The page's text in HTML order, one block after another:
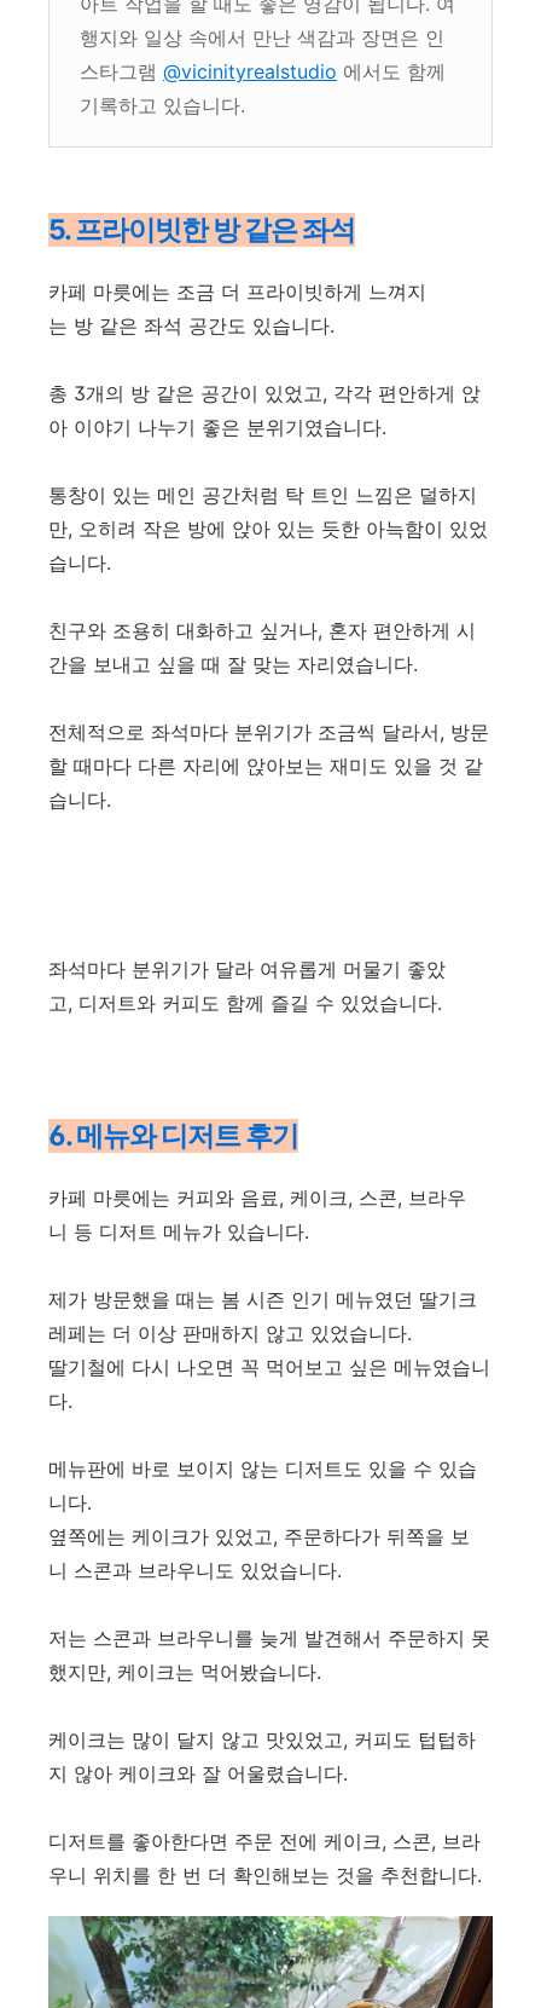
행지와 일상 속에서 만난 색감과 장면은 인
스타그램 @vicinityrealstudio 에서도 함께
기록하고 있습니다.
5. 프라이빗한 방 같은 좌석
카페 마릇에는 조금 더 프라이빗하게 느껴지
는 방 같은 좌석 공간도 있습니다.
총 3개의 방 같은 공간이 있었고, 각각 편안하게 앉
아 이야기 나누기 좋은 분위기였습니다.
통창이 있는 메인 공간처럼 탁 트인 느낌은 덜하지
만, 오히려 작은 방에 앉아 있는 듯한 아늑함이 있었
습니다.
친구와 조용히 대화하고 싶거나, 혼자 편안하게 시
간을 보내고 싶을 때 잘 맞는 자리였습니다.
전체적으로 좌석마다 분위기가 조금씩 달라서, 방문
할 때마다 다른 자리에 앉아보는 재미도 있을 것 같
습니다.
좌석마다 분위기가 달라 여유롭게 머물기 좋았
고, 디저트와 커피도 함께 즐길 수 있었습니다.
6. 메뉴와 디저트 후기
카페 마릇에는 커피와 음료, 케이크, 스콘, 브라우
니 등 디저트 메뉴가 있습니다.
제가 방문했을 때는 봄 시즌 인기 메뉴였던 딸기크
레페는 더 이상 판매하지 않고 있었습니다.
딸기철에 다시 나오면 꼭 먹어보고 싶은 메뉴였습니
다.
메뉴판에 바로 보이지 않는 디저트도 있을 수 있습
니다.
옆쪽에는 케이크가 있었고, 주문하다가 뒤쪽을 보
니 스콘과 브라우니도 있었습니다.
저는 스콘과 브라우니를 늦게 발견해서 주문하지 못
했지만, 케이크는 먹어봤습니다.
케이크는 많이 달지 않고 맛있었고, 커피도 텁텁하
지 않아 케이크와 잘 어울렸습니다.
디저트를 좋아한다면 주문 전에 케이크, 스콘, 브라
우니 위치를 한 번 더 확인해보는 것을 추천합니다.